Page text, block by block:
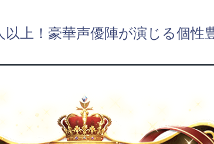
上！豪華声優陣が演じる個性